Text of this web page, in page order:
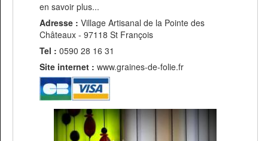
en savoir plus...
Adresse : Village Artisanal de la Pointe des
Châteaux - 97118 St François
Tel : 0590 28 16 31
Site internet : www.graines-de-folie.fr